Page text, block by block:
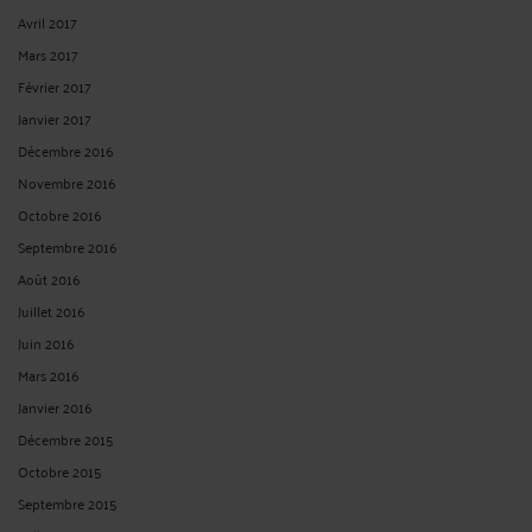
Avril 2017
Mars 2017
Février 2017
Janvier 2017
Décembre 2016
Novembre 2016
Octobre 2016
Septembre 2016
Août 2016
Juillet 2016
Juin 2016
Mars 2016
Janvier 2016
Décembre 2015
Octobre 2015
Septembre 2015